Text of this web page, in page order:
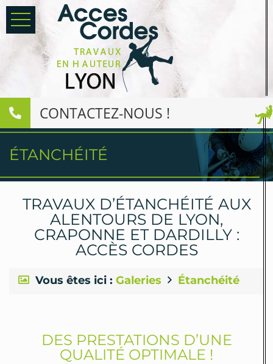
CONTACTEZ-NOUS !
ÉTANCHÉITÉ
TRAVAUX D’ÉTANCHÉITÉ AUX
ALENTOURS DE LYON,
CRAPONNE ET DARDILLY :
ACCÈS CORDES
Vous êtes ici : Galeries Étanchéité
DES PRESTATIONS D’UNE
QUALITÉ OPTIMALE !